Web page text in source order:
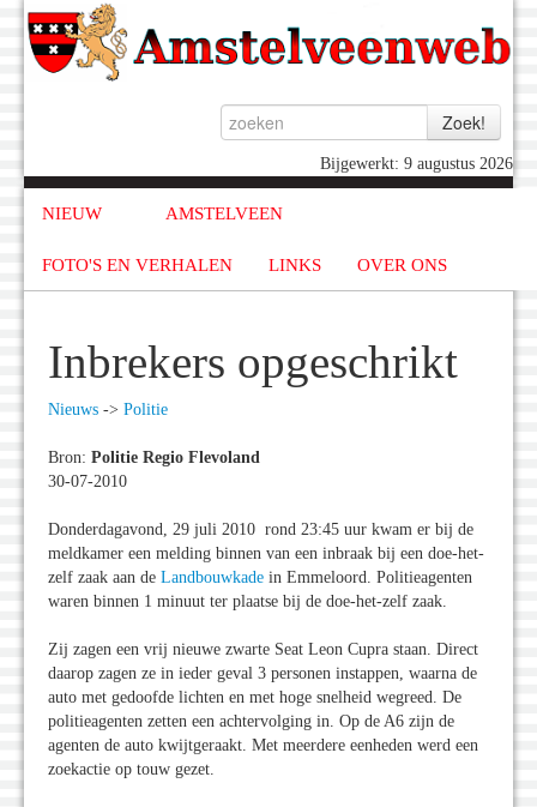
Bijgewerkt: 9 augustus 2026
NIEUW AMSTELVEEN
FOTO'S EN VERHALEN LINKS OVER ONS
Inbrekers opgeschrikt
Nieuws -> Politie
Bron: Politie Regio Flevoland
30-07-2010
Donderdagavond, 29 juli 2010 rond 23:45 uur kwam er bij de
meldkamer een melding binnen van een inbraak bij een doe-het-
zelf zaak aan de Landbouwkade in Emmeloord. Politieagenten
waren binnen 1 minuut ter plaatse bij de doe-het-zelf zaak.
Zij zagen een vrij nieuwe zwarte Seat Leon Cupra staan. Direct
daarop zagen ze in ieder geval 3 personen instappen, waarna de
auto met gedoofde lichten en met hoge snelheid wegreed. De
politieagenten zetten een achtervolging in. Op de A6 zijn de
agenten de auto kwijtgeraakt. Met meerdere eenheden werd een
zoekactie op touw gezet.